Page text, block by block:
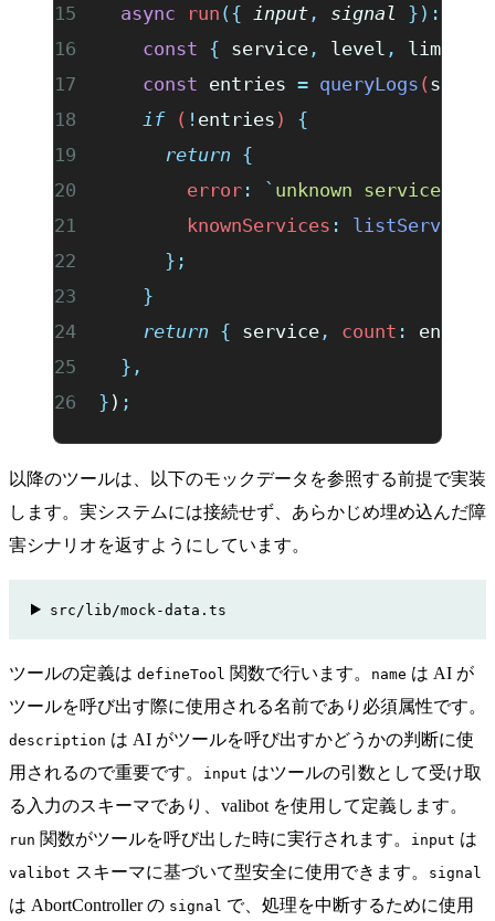
  async
run ({ input , signal }):
    const
{ service , level , limit
    const
entries = queryLogs (
    if
( ! entries ) {
      return
{
        error
: ` unknown service:
        knownServices
: listServices
      };
    }
    return
{ service , count :
entries
  },
} ) ;
以降のツールは、以下のモックデータを参照する前提で実装
します。実システムには接続せず、あらかじめ埋め込んだ障
害シナリオを返すようにしています。
src/lib/mock-data.ts
ツールの定義は defineTool 関数で行います。 name は AI が
ツールを呼び出す際に使用される名前であり必須属性です。
description は AI がツールを呼び出すかどうかの判断に使
用されるので重要です。
input はツールの引数として受け取
る入力のスキーマであり、 valibot を使用して定義します。
run 関数がツールを呼び出した時に実行されます。 input は
valibot スキーマに基づいて型安全に使用できます。 signal
は AbortControllerの signal で、処理を中断するために使用